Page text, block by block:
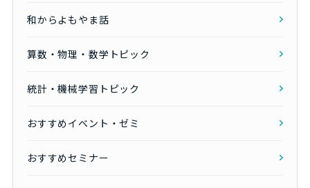
和からよもやま話
算数・物理・数学トピック
統計・機械学習トピック
おすすめイベント・ゼミ
おすすめセミナー